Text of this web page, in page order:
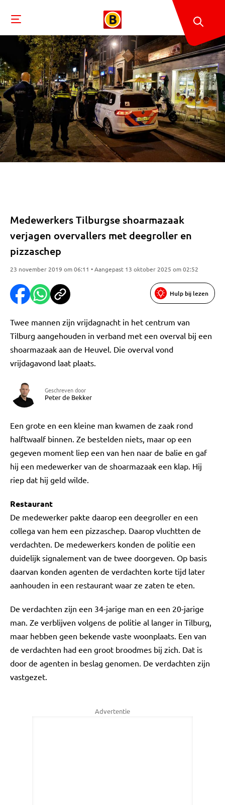
Medewerkers Tilburgse shoarmazaak
verjagen overvallers met deegroller en
pizzaschep
23 november 2019 om 06:11 • Aangepast 13 oktober 2025 om 02:52
Hulp bij lezen
Twee mannen zijn vrijdagnacht in het centrum van
Tilburg aangehouden in verband met een overval bij een
shoarmazaak aan de Heuvel. Die overval vond
vrijdagavond laat plaats.
Geschreven door
Peter de Bekker
Een grote en een kleine man kwamen de zaak rond
halftwaalf binnen. Ze bestelden niets, maar op een
gegeven moment liep een van hen naar de balie en gaf
hij een medewerker van de shoarmazaak een klap. Hij
riep dat hij geld wilde.
Restaurant
De medewerker pakte daarop een deegroller en een
collega van hem een pizzaschep. Daarop vluchtten de
verdachten. De medewerkers konden de politie een
duidelijk signalement van de twee doorgeven. Op basis
daarvan konden agenten de verdachten korte tijd later
aanhouden in een restaurant waar ze zaten te eten.
De verdachten zijn een 34-jarige man en een 20-jarige
man. Ze verblijven volgens de politie al langer in Tilburg,
maar hebben geen bekende vaste woonplaats. Een van
de verdachten had een groot broodmes bij zich. Dat is
door de agenten in beslag genomen. De verdachten zijn
vastgezet.
Advertentie